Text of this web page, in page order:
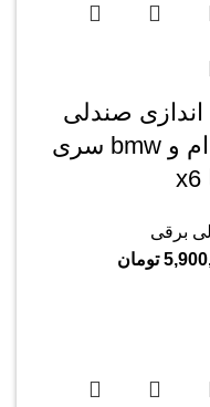
اندازی صندلی
بی ام و bmw سری
برقی
تومان